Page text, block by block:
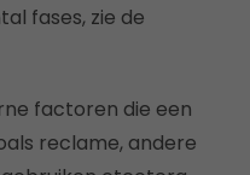
fases, zie de
factoren die een
reclame, andere